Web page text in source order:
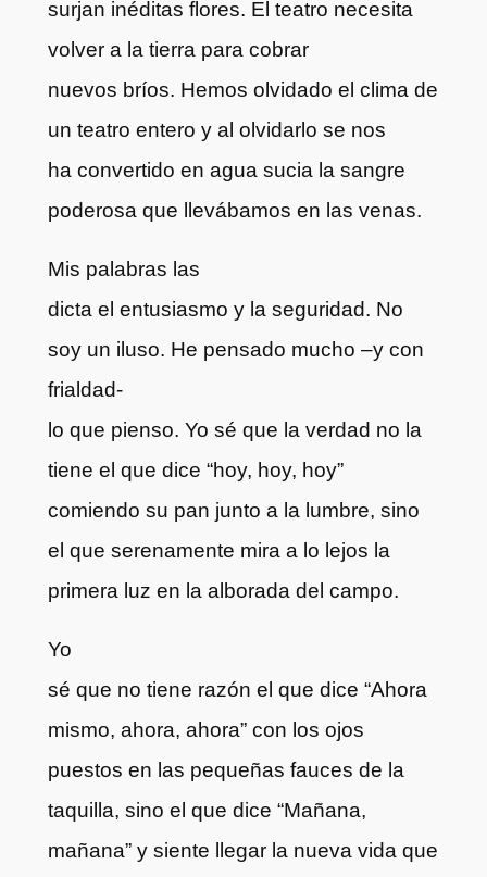
surjan inéditas flores. El teatro necesita
volver a la tierra para cobrar
nuevos bríos. Hemos olvidado el clima de
un teatro entero y al olvidarlo se nos
ha convertido en agua sucia la sangre
poderosa que llevábamos en las venas.
Mis palabras las
dicta el entusiasmo y la seguridad. No
soy un iluso. He pensado mucho –y con
frialdad-
lo que pienso. Yo sé que la verdad no la
tiene el que dice “hoy, hoy, hoy”
comiendo su pan junto a la lumbre, sino
el que serenamente mira a lo lejos la
primera luz en la alborada del campo.
Yo
sé que no tiene razón el que dice “Ahora
mismo, ahora, ahora” con los ojos
puestos en las pequeñas fauces de la
taquilla, sino el que dice “Mañana,
mañana” y siente llegar la nueva vida que